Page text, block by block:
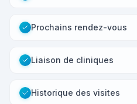
Prochains rendez-vous
Liaison de cliniques
Historique des visites